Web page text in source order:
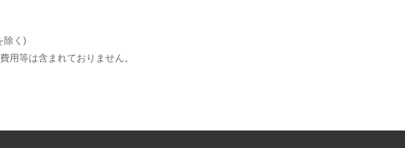
除く)
用等は含まれておりません。